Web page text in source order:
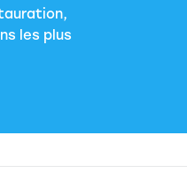
les plus